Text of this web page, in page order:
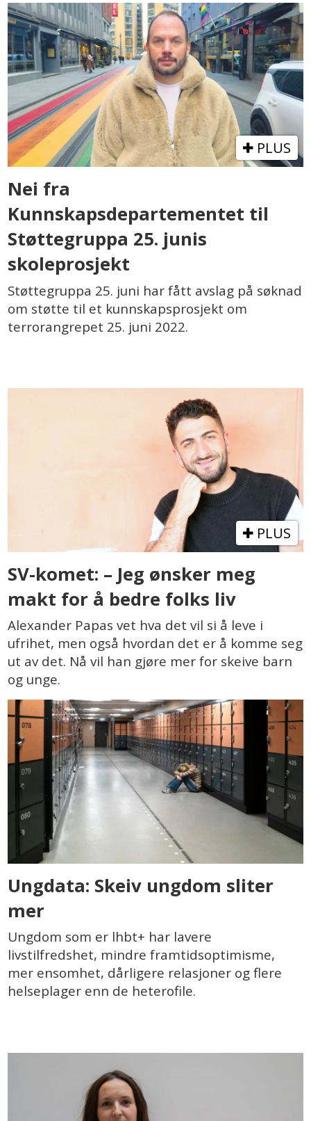
PLUS
Nei fra
Kunnskapsdepartementet til
Støttegruppa 25. junis
skoleprosjekt
Støttegruppa 25. juni har fått avslag på søknad
om støtte til et kunnskapsprosjekt om
terrorangrepet 25. juni 2022.
PLUS
SV-komet: – Jeg ønsker meg
makt for å bedre folks liv
Alexander Papas vet hva det vil si å leve i
ufrihet, men også hvordan det er å komme seg
ut av det. Nå vil han gjøre mer for skeive barn
og unge.
Ungdata: Skeiv ungdom sliter
mer
Ungdom som er lhbt+ har lavere
livstilfredshet, mindre framtidsoptimisme,
mer ensomhet, dårligere relasjoner og flere
helseplager enn de heterofile.